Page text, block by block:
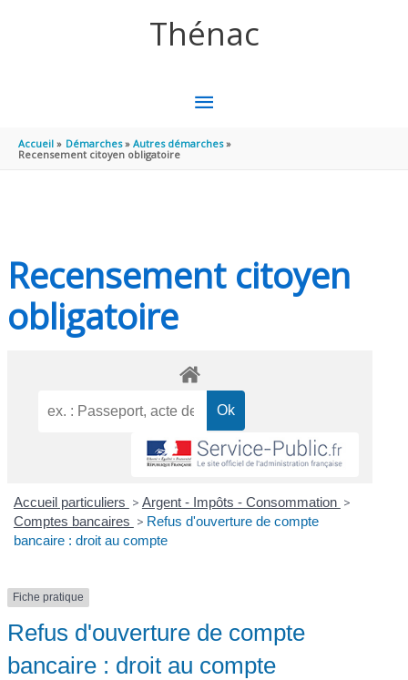
Thénac
MENU
PRINCIPAL
Accueil Démarches
Autres démarches
Recensement citoyen obligatoire
Recensement citoyen
obligatoire
Accueil particuliers > Argent - Impôts - Consommation >
Comptes bancaires > Refus d'ouverture de compte
bancaire : droit au compte
Fiche pratique
Refus d'ouverture de compte
bancaire : droit au compte